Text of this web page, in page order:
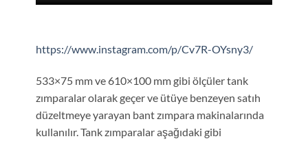
https://www.instagram.com/p/Cv7R-OYsny3/
533×75 mm ve 610×100 mm gibi ölçüler tank
zımparalar olarak geçer ve ütüye benzeyen satıh
düzeltmeye yarayan bant zımpara makinalarında
kullanılır. Tank zımparalar aşağıdaki gibi